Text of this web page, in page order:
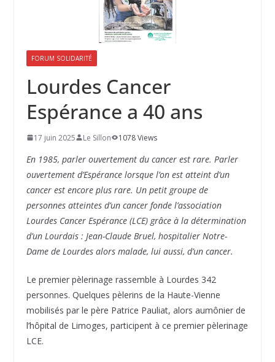
FORUM SOLIDARITÉ
Lourdes Cancer
Espérance a 40 ans
17 juin 2025 Le Sillon 1078 Views
En 1985, parler ouvertement du cancer est rare. Parler
ouvertement d’Espérance lorsque l’on est atteint d’un
cancer est encore plus rare. Un petit groupe de
personnes atteintes d’un cancer fonde l’association
Lourdes Cancer Espérance (LCE) grâce à la détermination
d’un Lourdais : Jean-Claude Bruel, hospitalier Notre-
Dame de Lourdes alors malade, lui aussi, d’un cancer.
Le premier pèlerinage rassemble à Lourdes 342
personnes. Quelques pèlerins de la Haute-Vienne
mobilisés par le père Patrice Pauliat, alors aumônier de
l’hôpital de Limoges, participent à ce premier pèlerinage
LCE.